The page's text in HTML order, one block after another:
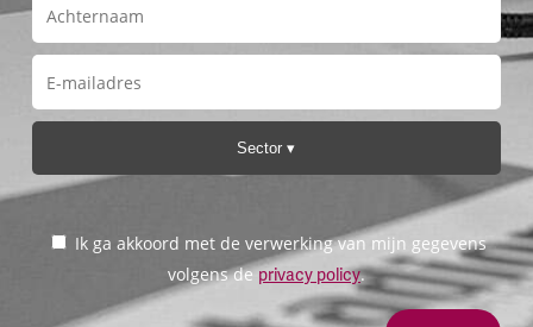
Sector
Ik ga akkoord met de verwerking van mijn gegevens
volgens deprivacy policy.